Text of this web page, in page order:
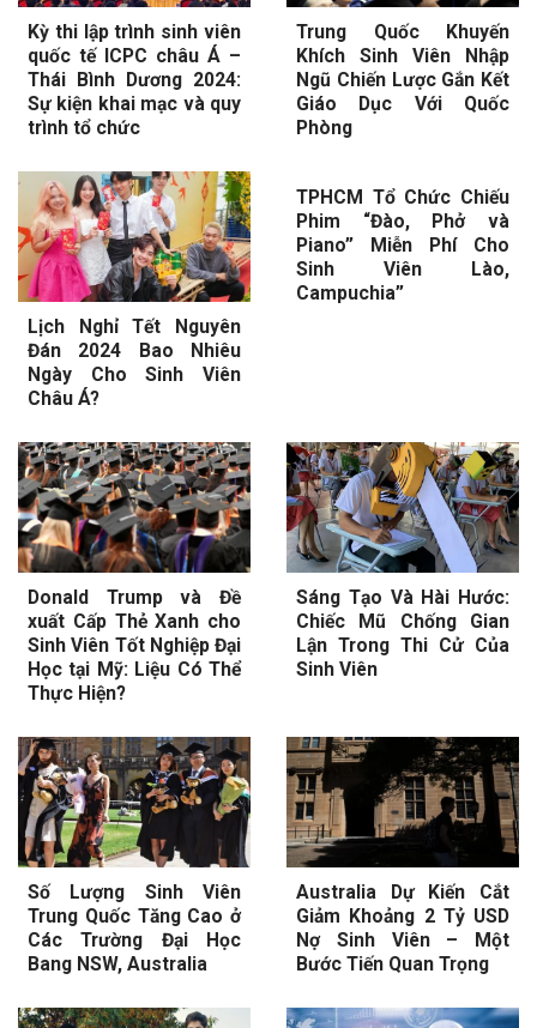
Kỳ thi lập trình sinh viên
quốc tế ICPC châu Á –
Thái Bình Dương 2024:
Sự kiện khai mạc và quy
trình tổ chức
Trung Quốc Khuyến
Khích Sinh Viên Nhập
Ngũ Chiến Lược Gắn Kết
Giáo Dục Với Quốc
Phòng
Lịch Nghỉ Tết Nguyên
Đán 2024 Bao Nhiêu
Ngày Cho Sinh Viên
Châu Á?
TPHCM Tổ Chức Chiếu
Phim “Đào, Phở và
Piano” Miễn Phí Cho
Sinh Viên Lào,
Campuchia”
Donald Trump và Đề
xuất Cấp Thẻ Xanh cho
Sinh Viên Tốt Nghiệp Đại
Học tại Mỹ: Liệu Có Thể
Thực Hiện?
Sáng Tạo Và Hài Hước:
Chiếc Mũ Chống Gian
Lận Trong Thi Cử Của
Sinh Viên
Số Lượng Sinh Viên
Trung Quốc Tăng Cao ở
Các Trường Đại Học
Bang NSW, Australia
Australia Dự Kiến Cắt
Giảm Khoảng 2 Tỷ USD
Nợ Sinh Viên – Một
Bước Tiến Quan Trọng